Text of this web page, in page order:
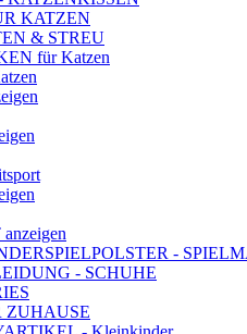
KATZEN
& STREU
für Katzen
-
- SCHUHE
ZUHAUSE